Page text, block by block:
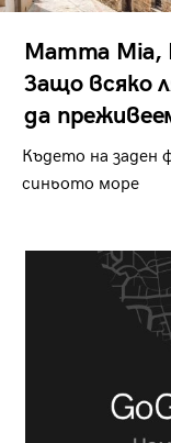
Mamma Mia,
Защо всяко
да
Където на заден
синьото море